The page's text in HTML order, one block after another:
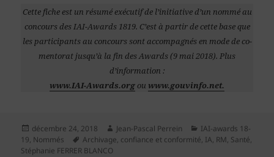
Cette fiche est un résumé exécutif de l’initiative d’un nommé au
concours des IAI-Awards 1819. C’est à partir de cette base que
les participants au concours sont accompagnés en mode de co-
mentorat jusqu’à la fin des Awards (9 mai 2018). Plus
d’information :
www.IAI-Awards.org ou www.gouvinfo.net.
Publié
le
décembre 24, 2018 Auteur
Jean-Pascal Perrein Catégories
IAI-awards 18-
19, Nommés
Mots-
clés
Archivage, confiance et conformité, IA, RM, Santé,
Stéphanie FERRER BLANCO